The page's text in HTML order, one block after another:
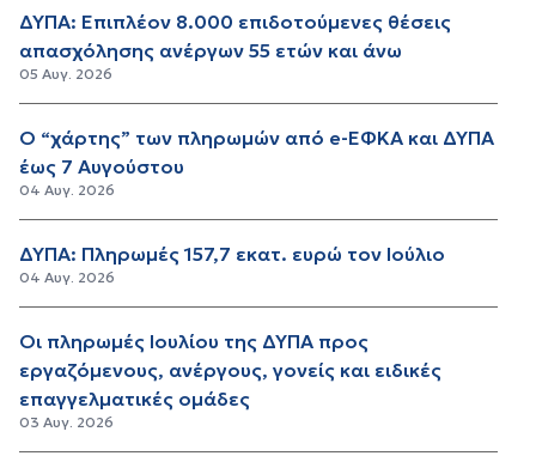
ΔΥΠΑ: Επιπλέον 8.000 επιδοτούμενες θέσεις
απασχόλησης ανέργων 55 ετών και άνω
05 Αυγ. 2026
Ο “χάρτης” των πληρωμών από e-ΕΦΚΑ και ΔΥΠΑ
έως 7 Αυγούστου
04 Αυγ. 2026
ΔΥΠΑ: Πληρωμές 157,7 εκατ. ευρώ τον Ιούλιο
04 Αυγ. 2026
Οι πληρωμές Ιουλίου της ΔΥΠΑ προς
εργαζόμενους, ανέργους, γονείς και ειδικές
επαγγελματικές ομάδες
03 Αυγ. 2026